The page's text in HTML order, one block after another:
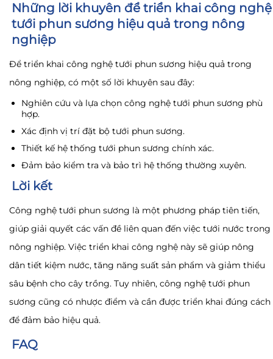
Những lời khuyên để triển khai công nghệ
tưới phun sương hiệu quả trong nông
nghiệp
Để triển khai công nghệ tưới phun sương hiệu quả trong
nông nghiệp, có một số lời khuyên sau đây:
Nghiên cứu và lựa chọn công nghệ tưới phun sương phù
hợp.
Xác định vị trí đặt bộ tưới phun sương.
Thiết kế hệ thống tưới phun sương chính xác.
Đảm bảo kiểm tra và bảo trì hệ thống thường xuyên.
Lời kết
Công nghệ tưới phun sương là một phương pháp tiên tiến,
giúp giải quyết các vấn đề liên quan đến việc tưới nước trong
nông nghiệp. Việc triển khai công nghệ này sẽ giúp nông
dân tiết kiệm nước, tăng năng suất sản phẩm và giảm thiểu
sâu bệnh cho cây trồng. Tuy nhiên, công nghệ tưới phun
sương cũng có nhược điểm và cần được triển khai đúng cách
để đảm bảo hiệu quả.
FAQ